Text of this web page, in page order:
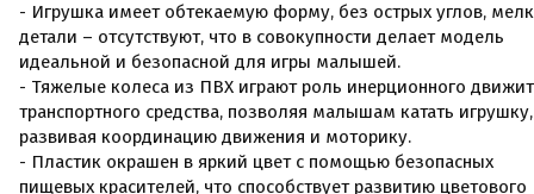
- Игрушка имеет обтекаемую форму, без острых углов,
детали – отсутствуют, что в совокупности делает модель
идеальной и безопасной для игры малышей.
- Тяжелые колеса из ПВХ играют роль инерционного
транспортного средства, позволяя малышам катать игрушку,
развивая координацию движения и моторику.
- Пластик окрашен в яркий цвет с помощью безопасных
пищевых красителей, что способствует развитию цветового